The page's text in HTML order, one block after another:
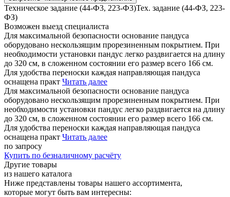
Техническое задание (44-Ф3, 223-Ф3)Тех. задание (44-ФЗ, 223-
ФЗ)
Возможен выезд специалиста
Для максимальной безопасности основание пандуса
оборудовано нескользящим прорезиненным покрытием. При
необходимости установки пандус легко раздвигается на длину
до 320 см, в сложенном состоянии его размер всего 166 см.
Для удобства переноски каждая направляющая пандуса
оснащена практ Читать далее
Для максимальной безопасности основание пандуса
оборудовано нескользящим прорезиненным покрытием. При
необходимости установки пандус легко раздвигается на длину
до 320 см, в сложенном состоянии его размер всего 166 см.
Для удобства переноски каждая направляющая пандуса
оснащена практ Читать далее
по запросу
Купить по безналичному расчёту
Другие товары
из нашего каталога
Ниже представлены товары нашего ассортимента,
которые могут быть вам интересны: